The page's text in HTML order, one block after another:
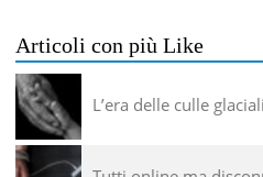
Articoli con più Like
L’era delle culle glaciali